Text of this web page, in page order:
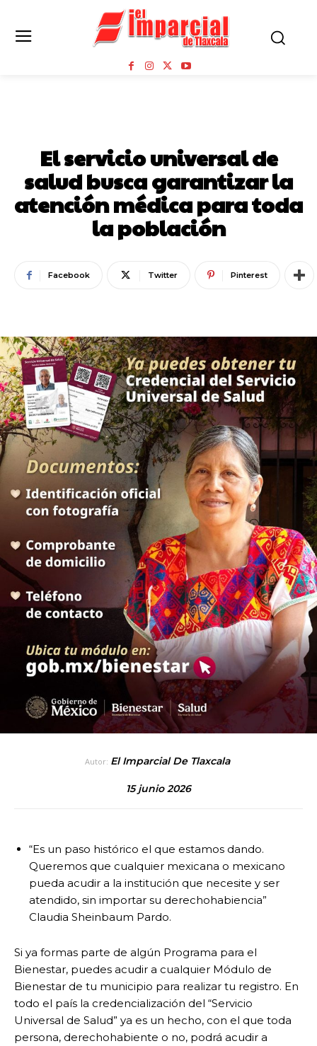
El servicio universal de
salud busca garantizar la
atención médica para toda
la población
Facebook Twitter Pinterest
Autor: El Imparcial De Tlaxcala
15 junio 2026
“Es un paso histórico el que estamos dando.
Queremos que cualquier mexicana o mexicano
pueda acudir a la institución que necesite y ser
atendido, sin importar su derechohabiencia”
Claudia Sheinbaum Pardo.
Si ya formas parte de algún Programa para el
Bienestar, puedes acudir a cualquier Módulo de
Bienestar de tu municipio para realizar tu registro. En
todo el país la credencialización del “Servicio
Universal de Salud” ya es un hecho, con el que toda
persona, derechohabiente o no, podrá acudir a